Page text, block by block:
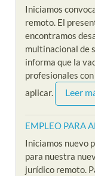
Iniciamos
remoto. El
encontramos
multinacional de
informa que la
profesionales
aplicar.
Leer
EMPLEO PARA
Iniciamos nuevo
para nuestra
jurídico remoto.